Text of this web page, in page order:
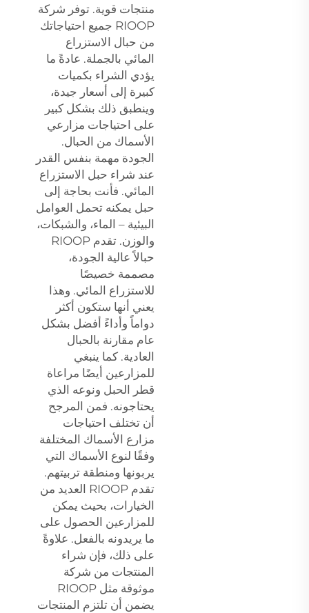
منتجات قوية. توفر شركة
RIOOP جميع احتياجاتك
من حبال الاستزراع
المائي بالجملة. عادةً ما
يؤدي الشراء بكميات
كبيرة إلى أسعار جيدة،
وينطبق ذلك بشكل كبير
على احتياجات مزارعي
الأسماك من الحبال.
الجودة مهمة بنفس القدر
عند شراء حبل الاستزراع
المائي. فأنت بحاجة إلى
حبل يمكنه تحمل العوامل
البيئية – الماء، والشبكات،
والوزن. تقدم RIOOP
حبالاً عالية الجودة،
مصممة خصيصًا
للاستزراع المائي. وهذا
يعني أنها ستكون أكثر
دواماً وأداءً أفضل بشكل
عام مقارنة بالحبال
العادية. كما ينبغي
للمزارعين أيضًا مراعاة
قطر الحبل ونوعه الذي
يحتاجونه. فمن المرجح
أن تختلف احتياجات
مزارع الأسماك المختلفة
وفقًا لنوع الأسماك التي
يربونها ومنطقة تربيتهم.
تقدم RIOOP العديد من
الخيارات، بحيث يمكن
للمزارعين الحصول على
ما يريدونه بالفعل. علاوةً
على ذلك، فإن شراء
المنتجات من شركة
موثوقة مثل RIOOP
يضمن أن تلتزم المنتجات